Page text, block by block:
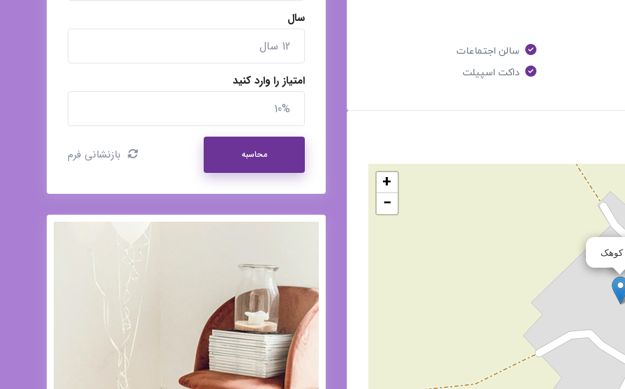
سالن اجتماعات
داکت اسپیلت
کوهک
+
−
سال
امتیاز را وارد کنید
محاسبه بازنشانی فرم